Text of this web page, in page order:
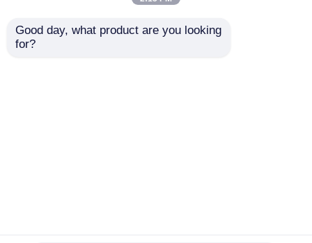
Good day, what product are you looking
for?